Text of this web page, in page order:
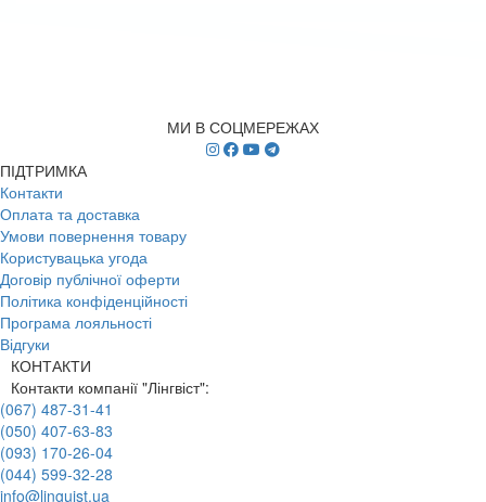
МИ В СОЦМЕРЕЖАХ
ПІДТРИМКА
Контакти
Оплата та доставка
Умови повернення товару
Користувацька угода
Договір публічної оферти
Політика конфіденційності
Програма лояльності
Відгуки
КОНТАКТИ
Контакти компанії "Лінгвіст":
(067) 487-31-41
(050) 407-63-83
(093) 170-26-04
(044) 599-32-28
info@linguist.ua